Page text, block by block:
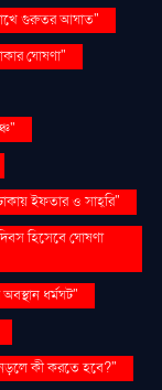
চোখে গুরুতর আঘাত"
ঘোষণা"
ইফতার ও সাহ্‌রি"
হিসেবে ঘোষণা
ধর্মঘট"
কী করতে হবে?"